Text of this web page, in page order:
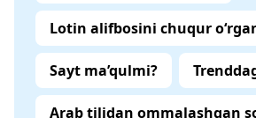
Lotin alifbosini chuqur
Sayt ma’qulmi?
Arab tilidan ommalashgan